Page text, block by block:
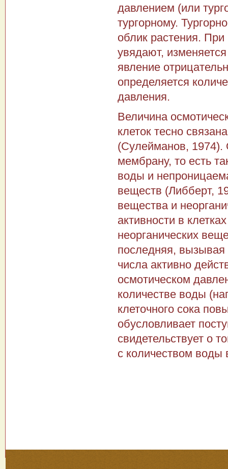
давлением (или
тургорному.
облик растения. При
увядают,
явление
определяется
давления.
Величина
клеток тесно
(Сулейманов,
мембрану, то есть
воды и
веществ (Либберт,
вещества и
активности в
неорганических
последняя, вызывая
числа активно
осмотическом
количестве воды
клеточного сока
обусловливает
свидетельствует о
с количеством воды